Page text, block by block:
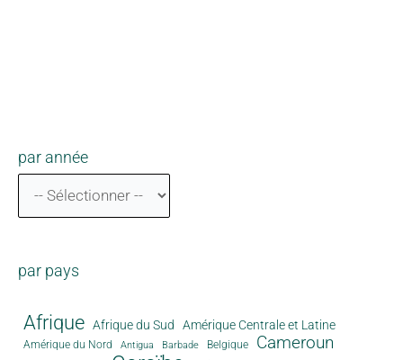
par année
par pays
Afrique Afrique du Sud Amérique Centrale et Latine
Amérique du Nord Antigua Barbade Belgique Cameroun